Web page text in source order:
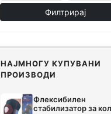
Филтрирај
НАЈМНОГУ КУПУВАНИ
ПРОИЗВОДИ
Флексибилен
стабилизатор за